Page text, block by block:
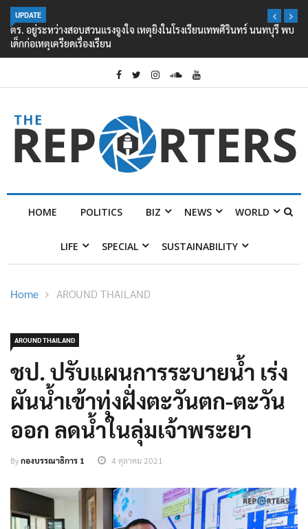
UPDATE
ตร. อยู่ระหว่างสอบสวนแรงจูงใจ เหตุยิงในโรงเรียนเทพศิรินทร์ นนทบุรี พบ
เด็กก่อเหตุเครียดเรื่องเรียน
HOME POLITICS BIZ NEWS WORLD
LIFE SPECIAL SUSTAINABILITY
Home AROUND THAILAND
AROUND THAILAND
ชป. ปรับแผนการระบายน้ำ เร่ง
ผันน้ำเข้าทุ่งฝั่งตะวันตก-ตะวัน
ออก ลดน้ำในลุ่มเจ้าพระยา
Byกองบรรณาธิการ 1 4 ตุลาคม 2021